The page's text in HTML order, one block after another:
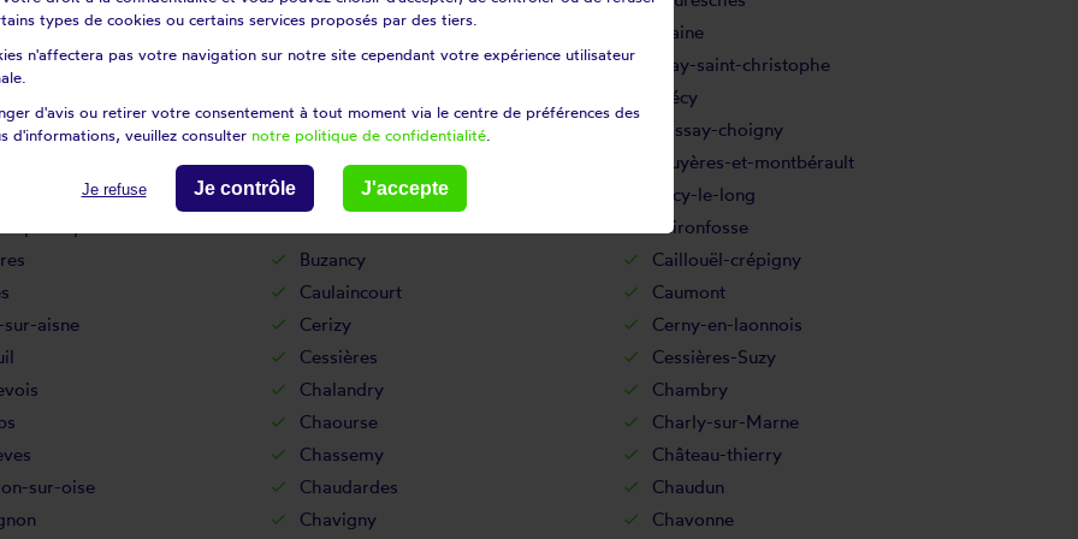
sous-coucy Bourguignon-sous-montbavin
Braine
le-grand Brasles
Bray-saint-christophe
Brécy
Brie
Brissay-choigny
Brunehamel
Bruyères-et-montbérault
Bucy-le-long
Buironfosse
Buzancy
Caillouël-crépigny
Caulaincourt
Caumont
sur-aisne Cerizy
Cerny-en-laonnois
Cessières
Cessières-Suzy
Chalandry
Chambry
Chaourse
Charly-sur-Marne
Chassemy
Château-thierry
sur-oise Chaudardes
Chaudun
Chavigny
Chavonne
types de cookies ou certains services proposés par des tiers.
n'affectera pas votre navigation sur notre site cependant votre expérience utilisateur
d'avis ou retirer votre consentement à tout moment via le centre de préférences des
d'informations, veuillez consulter notre politique de confidentialité
Je refuse Je contrôle J'accepte